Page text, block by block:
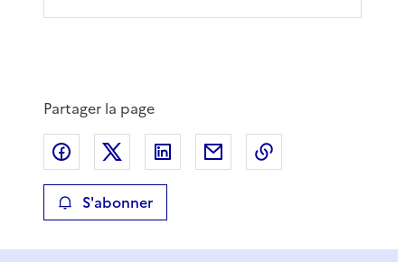
Partager la page
Partager sur Facebook
Partager sur XPartager sur LinkedIn
Partager par email
S'abonner